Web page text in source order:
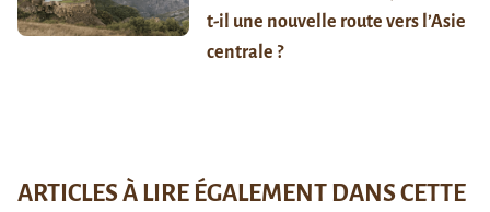
t-il une nouvelle route vers l’Asie
centrale ?
ARTICLES À LIRE ÉGALEMENT DANS CETTE